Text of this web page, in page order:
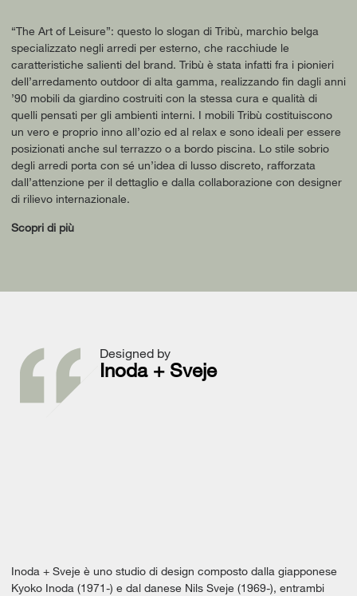
“The Art of Leisure”: questo lo slogan di Tribù, marchio belga
specializzato negli arredi per esterno, che racchiude le
caratteristiche salienti del brand. Tribù è stata infatti fra i pionieri
dell’arredamento outdoor di alta gamma, realizzando fin dagli anni
’90 mobili da giardino costruiti con la stessa cura e qualità di
quelli pensati per gli ambienti interni. I mobili Tribù costituiscono
un vero e proprio inno all’ozio ed al relax e sono ideali per essere
posizionati anche sul terrazzo o a bordo piscina. Lo stile sobrio
degli arredi porta con sé un’idea di lusso discreto, rafforzata
dall’attenzione per il dettaglio e dalla collaborazione con designer
di rilievo internazionale.
Scopri di più
Designed by
Inoda + Sveje
Inoda + Sveje è uno studio di design composto dalla giapponese
Kyoko Inoda (1971-) e dal danese Nils Sveje (1969-), entrambi